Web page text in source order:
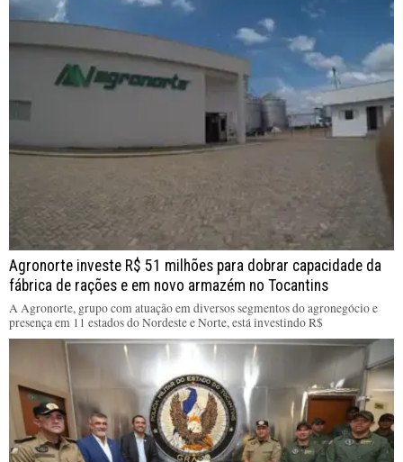
Agronorte investe R$ 51 milhões para dobrar capacidade da
fábrica de rações e em novo armazém no Tocantins
A Agronorte, grupo com atuação em diversos segmentos do agronegócio e
presença em 11 estados do Nordeste e Norte, está investindo R$